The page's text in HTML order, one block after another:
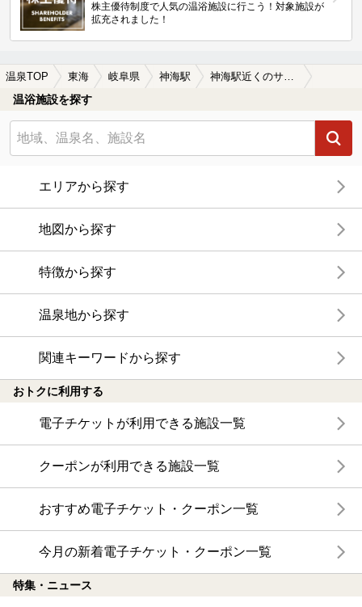
株主優待制度で人気の温浴施設に行こう！対象施設が
拡充されました！
温泉TOP 東海 岐阜県 神海駅 神海駅近くのサウナ施設おすすめ(2026年版)
温浴施設を探す
エリアから探す
地図から探す
特徴から探す
温泉地から探す
関連キーワードから探す
おトクに利用する
電子チケットが利用できる施設一覧
クーポンが利用できる施設一覧
おすすめ電子チケット・クーポン一覧
今月の新着電子チケット・クーポン一覧
特集・ニュース